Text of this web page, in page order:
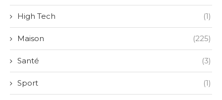
High Tech (1)
Maison (225)
Santé (3)
Sport (1)